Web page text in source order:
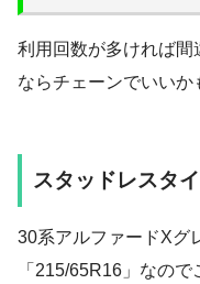
利用回数が多ければ
ならチェーンでいいか
スタッドレスタ
30系アルファードXグ
「215/65R16」なの